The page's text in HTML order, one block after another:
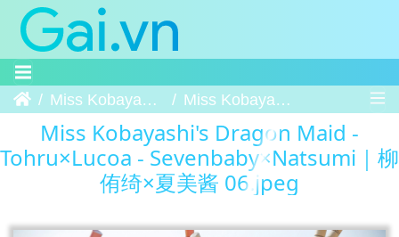
Trang chủMiss Kobayashi's Dragon Maid - Tohru×Lucoa - Sevenbaby×Natsumi｜柳侑绮×夏美酱 Miss Kobayashi's Dragon Maid - Tohru×Lucoa - Sevenbaby×Natsumi｜柳侑绮×夏美酱 06
Miss Kobayashi's Dragon Maid -
Tohru×Lucoa - Sevenbaby×Natsumi｜柳
侑绮×夏美酱 06.jpeg